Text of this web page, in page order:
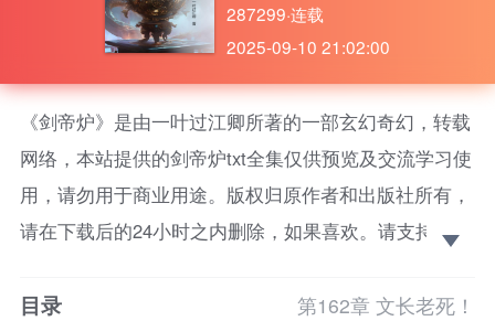
287299·连载
2025-09-10 21:02:00
《剑帝炉》是由一叶过江卿所著的一部玄幻奇幻，转载
网络，本站提供的剑帝炉txt全集仅供预览及交流学习使
用，请勿用于商业用途。版权归原作者和出版社所有，
请在下载后的24小时之内删除，如果喜欢。请支持正
陆长风，三千星域第一剑帝，一人一剑杀穿天道，却遭
目录 第162章 文长老死！